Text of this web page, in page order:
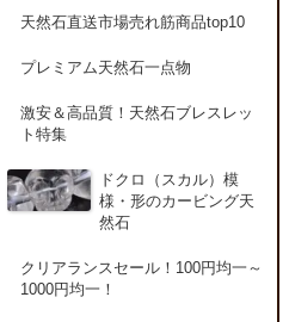
ラベンダーアメジスト
アラゴナイト（霰石/Ar
天然石直送市場売れ筋商品top10
プレミアム天然石一点物
激安＆高品質！天然石ブレスレッ
ト特集
ドクロ（スカル）模
様・形のカービング天
然石
クリアランスセール！100円均一～
1000円均一！